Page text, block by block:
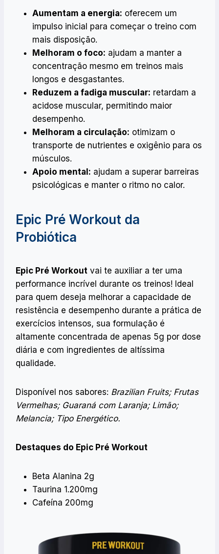
Aumentam a energia: oferecem um
impulso inicial para começar o treino com
mais disposição.
Melhoram o foco: ajudam a manter a
concentração mesmo em treinos mais
longos e desgastantes.
Reduzem a fadiga muscular: retardam a
acidose muscular, permitindo maior
desempenho.
Melhoram a circulação: otimizam o
transporte de nutrientes e oxigênio para os
músculos.
Apoio mental: ajudam a superar barreiras
psicológicas e manter o ritmo no calor.
Epic Pré Workout da
Probiótica
Epic Pré Workout vai te auxiliar a ter uma
performance incrível durante os treinos! Ideal
para quem deseja melhorar a capacidade de
resistência e desempenho durante a prática de
exercícios intensos, sua formulação é
altamente concentrada de apenas 5g por dose
diária e com ingredientes de altíssima
qualidade.
Disponível nos sabores: Brazilian Fruits; Frutas
Vermelhas; Guaraná com Laranja; Limão;
Melancia; Tipo Energético.
Destaques do Epic Pré Workout
Beta Alanina 2g
Taurina 1.200mg
Cafeína 200mg